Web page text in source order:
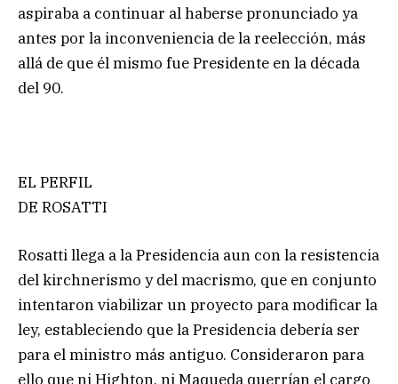
aspiraba a continuar al haberse pronunciado ya
antes por la inconveniencia de la reelección, más
allá de que él mismo fue Presidente en la década
del 90.
EL PERFIL
DE ROSATTI
Rosatti llega a la Presidencia aun con la resistencia
del kirchnerismo y del macrismo, que en conjunto
intentaron viabilizar un proyecto para modificar la
ley, estableciendo que la Presidencia debería ser
para el ministro más antiguo. Consideraron para
ello que ni Highton, ni Maqueda querrían el cargo